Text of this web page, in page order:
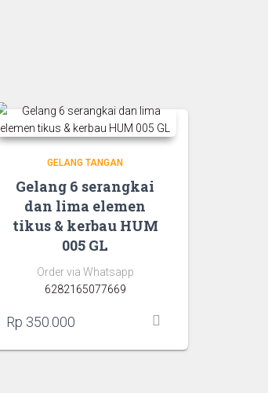
GELANG TANGAN
Gelang 6 serangkai
dan lima elemen
tikus & kerbau HUM
005 GL
Order via Whatsapp
6282165077669
Rp 350.000